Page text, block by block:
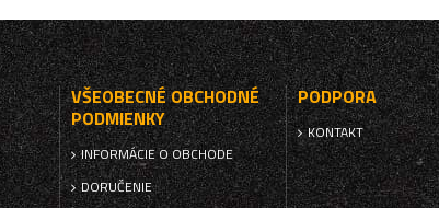
VŠEOBECNÉ OBCHODNÉ
PODMIENKY
INFORMÁCIE O OBCHODE
DORUČENIE
PODPORA
KONTAKT